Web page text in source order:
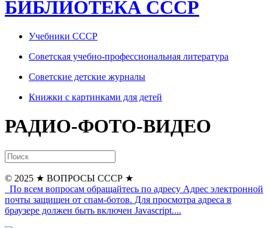
БИБЛИОТЕКА СССР
Учебники СССР
Советская учебно-профессиональная литература
Советские детские журналы
Книжки с картинками для детей
РАДИО-ФОТО-ВИДЕО
© 2025 ★ ВОПРОСЫ СССР ★
По всем вопросам обращайтесь по адресу Адрес электронной
почты защищен от спам-ботов. Для просмотра адреса в
браузере должен быть включен Javascript....